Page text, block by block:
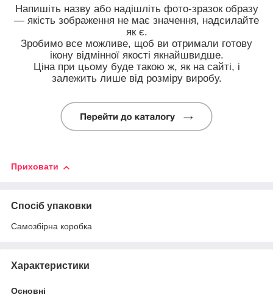
Напишіть назву або надішліть фото-зразок образу
— якість зображення не має значення, надсилайте
як є.
Зробимо все можливе, щоб ви отримали готову
ікону відмінної якості якнайшвидше.
Ціна при цьому буде такою ж, як на сайті, і
залежить лише від розміру виробу.
Приховати
Спосіб упаковки
Самозбірна коробка
Характеристики
Основні